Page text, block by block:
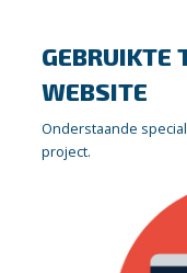
GEBRUIKTE
WEBSITE
Onderstaande
project.